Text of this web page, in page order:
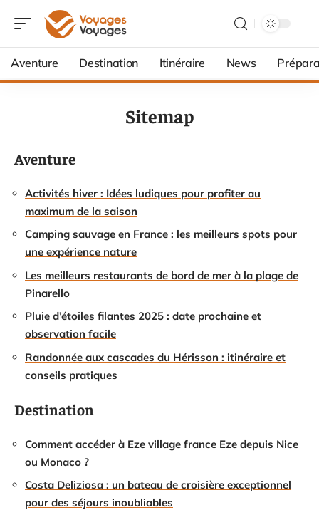
Aventure Destination Itinéraire News
Sitemap
Aventure
Activités hiver : Idées ludiques pour profiter au
maximum de la saison
Camping sauvage en France : les meilleurs spots pour
une expérience nature
Les meilleurs restaurants de bord de mer à la plage de
Pinarello
Pluie d’étoiles filantes 2025 : date prochaine et
observation facile
Randonnée aux cascades du Hérisson : itinéraire et
conseils pratiques
Destination
Comment accéder à Eze village france Eze depuis Nice
ou Monaco ?
Costa Deliziosa : un bateau de croisière exceptionnel
pour des séjours inoubliables